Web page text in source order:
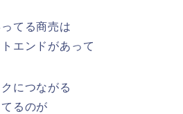
てる商売は
エンドがあって
につながる
るのが